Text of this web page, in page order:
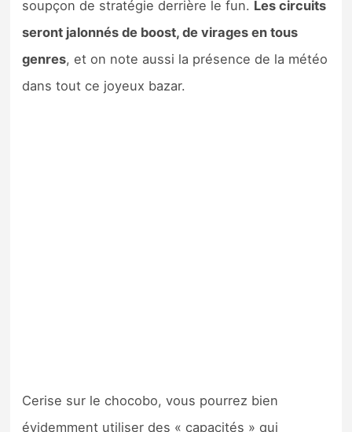
soupçon de stratégie derrière le fun. Les circuits
seront jalonnés de boost, de virages en tous
genres, et on note aussi la présence de la météo
dans tout ce joyeux bazar.
Cerise sur le chocobo, vous pourrez bien
évidemment utiliser des « capacités » qui